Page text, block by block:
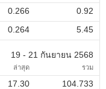
0.266
0.92
0.264 5.45
19 - 21 กันยายน 2568
ล่าสุด รวม
17.30 104.733